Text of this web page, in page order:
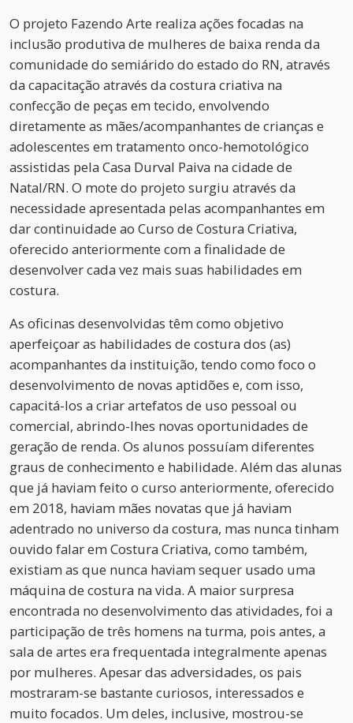
O projeto Fazendo Arte realiza ações focadas na
inclusão produtiva de mulheres de baixa renda da
comunidade do semiárido do estado do RN, através
da capacitação através da costura criativa na
confecção de peças em tecido, envolvendo
diretamente as mães/acompanhantes de crianças e
adolescentes em tratamento onco-hemotológico
assistidas pela Casa Durval Paiva na cidade de
Natal/RN. O mote do projeto surgiu através da
necessidade apresentada pelas acompanhantes em
dar continuidade ao Curso de Costura Criativa,
oferecido anteriormente com a finalidade de
desenvolver cada vez mais suas habilidades em
costura.
As oficinas desenvolvidas têm como objetivo
aperfeiçoar as habilidades de costura dos (as)
acompanhantes da instituição, tendo como foco o
desenvolvimento de novas aptidões e, com isso,
capacitá-los a criar artefatos de uso pessoal ou
comercial, abrindo-lhes novas oportunidades de
geração de renda. Os alunos possuíam diferentes
graus de conhecimento e habilidade. Além das alunas
que já haviam feito o curso anteriormente, oferecido
em 2018, haviam mães novatas que já haviam
adentrado no universo da costura, mas nunca tinham
ouvido falar em Costura Criativa, como também,
existiam as que nunca haviam sequer usado uma
máquina de costura na vida. A maior surpresa
encontrada no desenvolvimento das atividades, foi a
participação de três homens na turma, pois antes, a
sala de artes era frequentada integralmente apenas
por mulheres. Apesar das adversidades, os pais
mostraram-se bastante curiosos, interessados e
muito focados. Um deles, inclusive, mostrou-se